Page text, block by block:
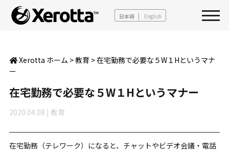
日本語 English
Xerotta ホーム >教育>在宅勤務で必要な５W１Hというマナ
ー
在宅勤務で必要な５W１Hというマナー
2020.04.08 | 教育
在宅勤務 （テレワーク） になると、 チャットやビデオ会議・電話